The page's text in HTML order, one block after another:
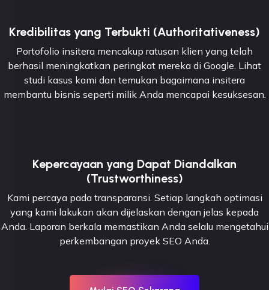
Kredibilitas yang Terbukti (Authoritativeness)
Portofolio insitera mencakup ratusan klien yang telah
berhasil meningkatkan peringkat mereka di Google. Lihat
studi kasus kami dan temukan bagaimana insitera
membantu bisnis seperti milik Anda mencapai kesuksesan.
Kepercayaan yang Dapat Diandalkan
(Trustworthiness)
Kami percaya pada transparansi. Setiap langkah optimasi
yang kami lakukan akan dijelaskan dengan jelas kepada
Anda. Laporan berkala memastikan Anda selalu mengetahui
perkembangan proyek SEO Anda.